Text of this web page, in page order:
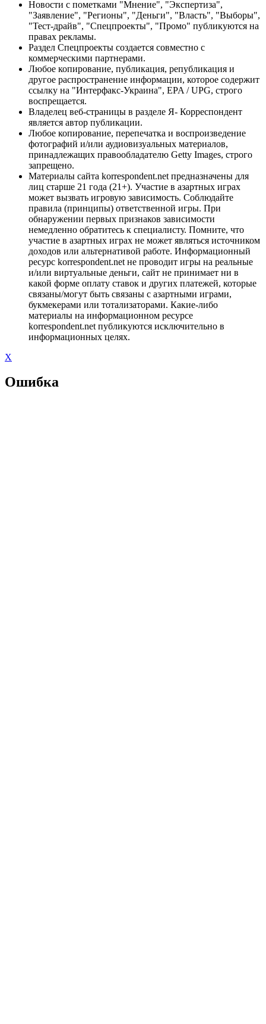
Новости с пометками "Мнение", "Экспертиза",
"Заявление", "Регионы", "Деньги", "Власть", "Выборы",
"Тест-драйв", "Спецпроекты", "Промо" публикуются на
правах рекламы.
Раздел Спецпроекты создается совместно с
коммерческими партнерами.
Любое копирование, публикация, републикация и
другое распространение информации, которое содержит
ссылку на "Интерфакс-Украина", EPA / UPG, строго
воспрещается.
Владелец веб-страницы в разделе Я- Корреспондент
является автор публикации.
Любое копирование, перепечатка и воспроизведение
фотографий и/или аудиовизуальных материалов,
принадлежащих правообладателю Getty Images, строго
запрещено.
Материалы сайта korrespondent.net предназначены для
лиц старше 21 года (21+). Участие в азартных играх
может вызвать игровую зависимость. Соблюдайте
правила (принципы) ответственной игры. При
обнаружении первых признаков зависимости
немедленно обратитесь к специалисту. Помните, что
участие в азартных играх не может являться источником
доходов или альтернативой работе. Информационный
ресурс korrespondent.net не проводит игры на реальные
и/или виртуальные деньги, сайт не принимает ни в
какой форме оплату ставок и других платежей, которые
связаны/могут быть связаны с азартными играми,
букмекерами или тотализаторами. Какие-либо
материалы на информационном ресурсе
korrespondent.net публикуются исключительно в
информационных целях.
X
Ошибка